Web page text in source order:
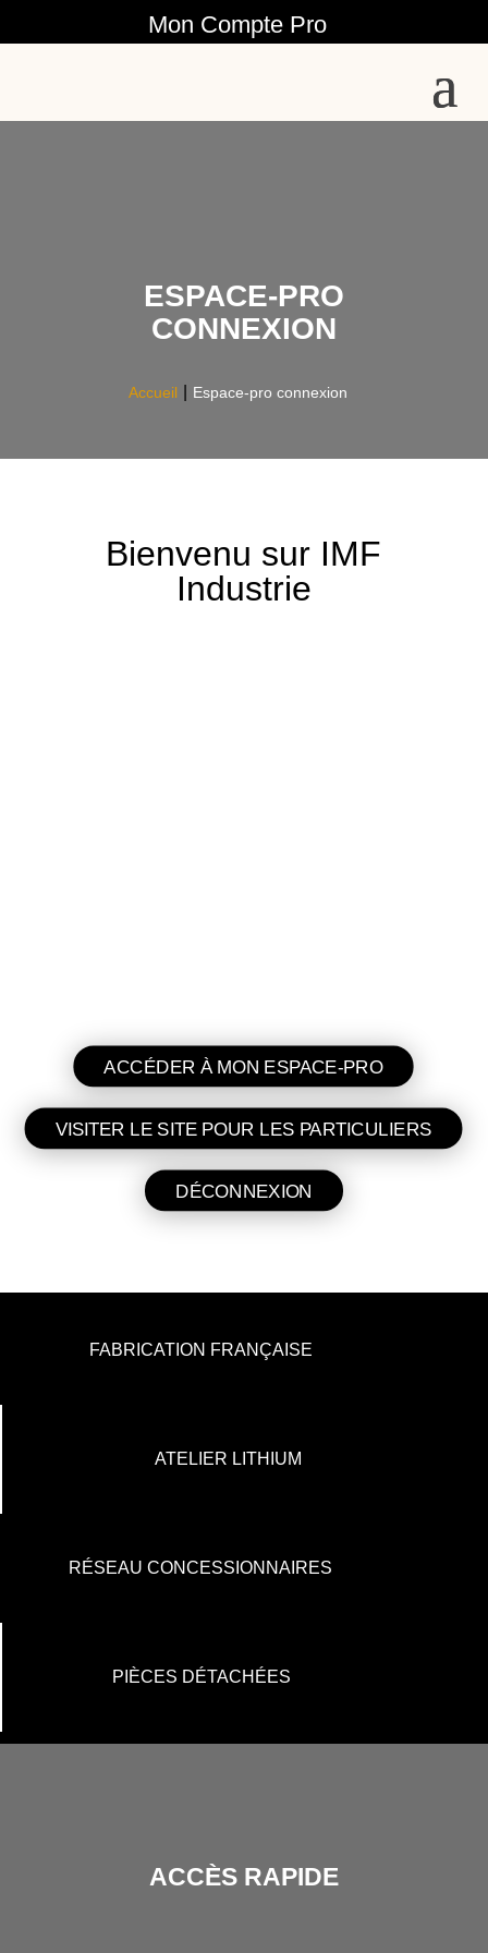
Mon Compte Pro
ESPACE-PRO
CONNEXION
Accueil Espace-pro connexion
Bienvenu sur IMF
Industrie
ACCÉDER À MON ESPACE-PRO
VISITER LE SITE POUR LES PARTICULIERS
DÉCONNEXION
FABRICATION FRANÇAISE
ATELIER LITHIUM
RÉSEAU CONCESSIONNAIRES
PIÈCES DÉTACHÉES
ACCÈS RAPIDE